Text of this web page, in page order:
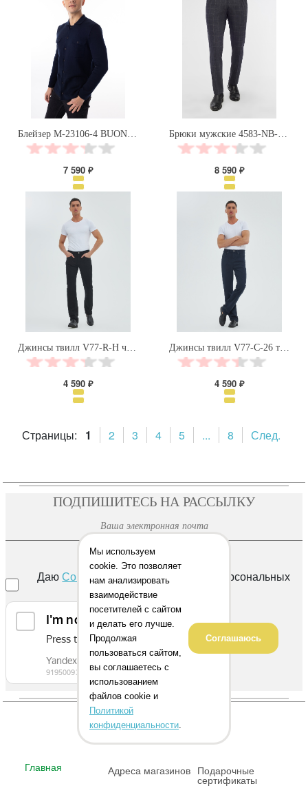
Блейзер М-23106-4 BUONO PARTITO
7 590 ₽
Брюки мужские 4583-NB-827S
8 590 ₽
Джинсы твилл V77-R-H черный Velocity
4 590 ₽
Джинсы твилл V77-C-26 темно-синий Velocity
4 590 ₽
Страницы: 1 2 3 4 5 ... 8 След.
ПОДПИШИТЕСЬ НА РАССЫЛКУ
ОТПРАВИТЬ
ДаюСогласиена обработку своих персональных
данных
Главная Адреса магазинов
Подарочные
сертификаты
Мы используем
cookie. Это позволяет
нам анализировать
взаимодействие
посетителей с сайтом
и делать его лучше.
Продолжая
пользоваться сайтом,
вы соглашаетесь с
использованием
файлов cookie и
Политикой
конфиденциальности.
Соглашаюсь